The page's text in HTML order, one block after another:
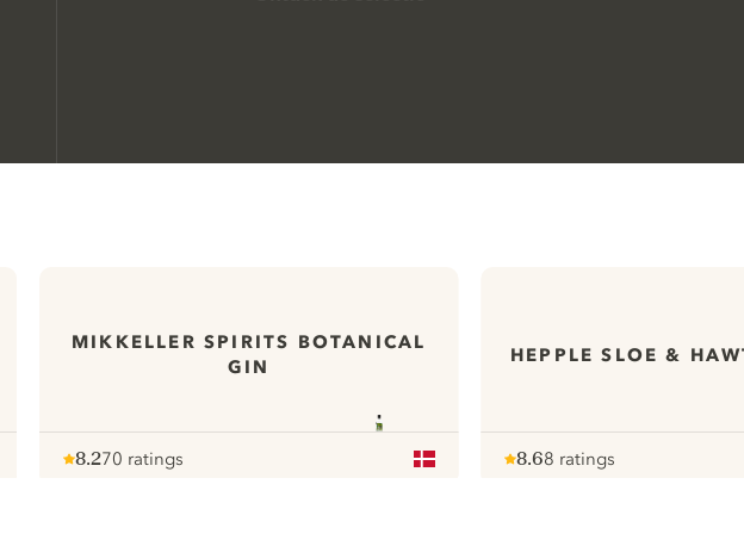
MIKKELLER SPIRITS BOTANICAL
GIN
8.270 ratings
HEPPLE SLOE &
8.68 ratings